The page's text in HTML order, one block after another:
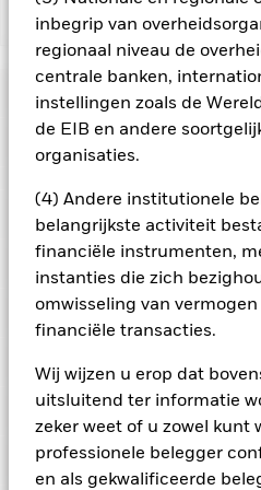
inbegrip van
regionaal niveau de
centrale banken,
instellingen zoals de
de EIB en andere
organisaties.
(4) Andere institutionele
belangrijkste activiteit
financiële instrumenten,
instanties die zich
omwisseling van
financiële transacties.
Wij wijzen u erop dat
uitsluitend ter informatie
zeker weet of u zowel kunt
professionele belegger
en als gekwalificeerde
BGF World Energy Fund
Risicometer
Performance
Volledige grafiek bekijken
Ex-datum Totale
29/aug/2025
Het beleggingsrisico is
sectoren, landen, valuta's of
Fonds gevoeliger is voor lokale
politieke, duurzaamheids- of
De waarde van aandelen en
kan worden beïnvloed door
aandelenmarkten. Tot de
energie-effecten zijn
duurzaamheidskwesties,
effecten zijn onderhevig aan
duurzaamheidskwesties,
schommelingen in prijs en
Tegenpartijrisico: De
Kerngegevens
Fondsomvang
per 07/aug/2026
Introductie fonds
Basisvaluta
Beperkende benchmark 1
Aankoopkosten (maximaal)
Portefeuille
Aantal posities
Standaarddeviatie (3j)
per 31/jul/2026
per 30/jun/2026
Ratings
Totaal
Totale Morningstar-rating voor
Posities
per 30/jun/2026
NaamNoteringen en